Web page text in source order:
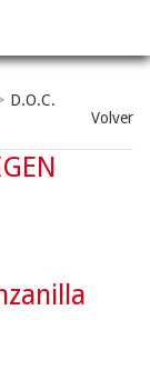
D.O.C.
Volver